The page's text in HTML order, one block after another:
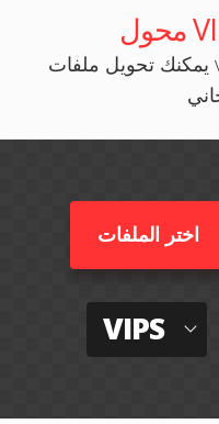
يمكنك تحويل ملفات vips إلى epub على الإنترنت
اختر الملفات
VIPS